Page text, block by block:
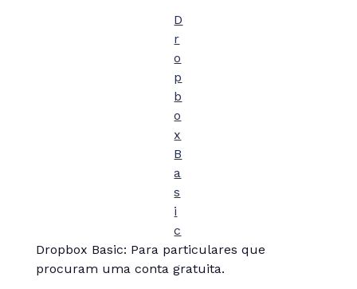
D
r
o
p
b
o
x
B
a
s
i
c
Dropbox Basic: Para particulares que
procuram uma conta gratuita.